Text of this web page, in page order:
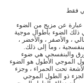
عن مزيج من الضوء
ذلك الضوء بأطوال موجية
، والأصفر ، والأخضر ،
، وما إلى ذلك.
والبنفسجي هي ضوء
الموجي الأطول هو الضوء
تحت الحمراء ، وجزء
ذو الطول الموجي